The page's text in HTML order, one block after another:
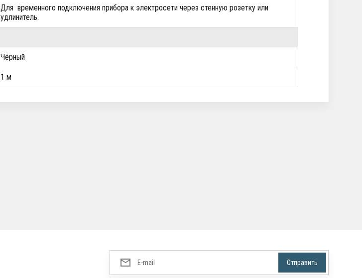
Для временного подключения прибора к электросети через стенную розетку или
удлинитель.
Чёрный
1 м